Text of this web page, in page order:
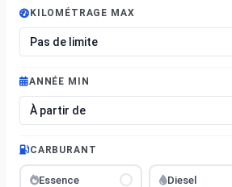
KILOMÉTRAGE MAX
ANNÉE MIN
CARBURANT
Essence Diesel